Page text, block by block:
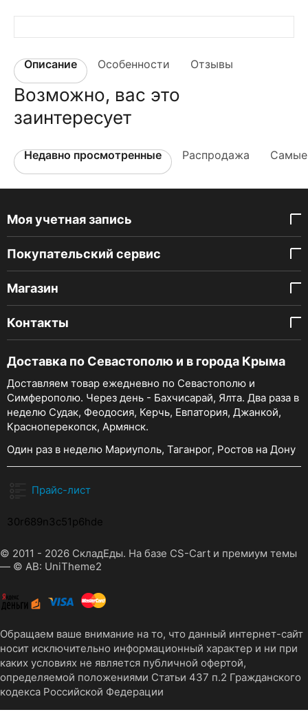
Описание Особенности Отзывы
Возможно, вас это
заинтересует
Недавно просмотренные Распродажа Самые
Моя учетная запись
Покупательский сервис
Магазин
Контакты
Доставка по Севастополю и в города Крыма
Доставляем товар ежедневно по Севастополю и
Симферополю. Через день - Бахчисарай, Ялта. Два раза в
неделю Судак, Феодосия, Керчь, Евпатория, Джанкой,
Красноперекопск, Армянск.
Один раз в неделю Мариуполь, Таганрог, Ростов на Дону
Прайс-лист
30r689n3c51p6hde
© 2011 - 2026 СкладЕды. На базе CS-Cart и премиум темы
— © AB: UniTheme2
Обращаем ваше внимание на то, что данный интернет-сайт
носит исключительно информационный характер и ни при
каких условиях не является публичной офертой,
определяемой положениями Статьи 437 п.2 Гражданского
кодекса Российской Федерации